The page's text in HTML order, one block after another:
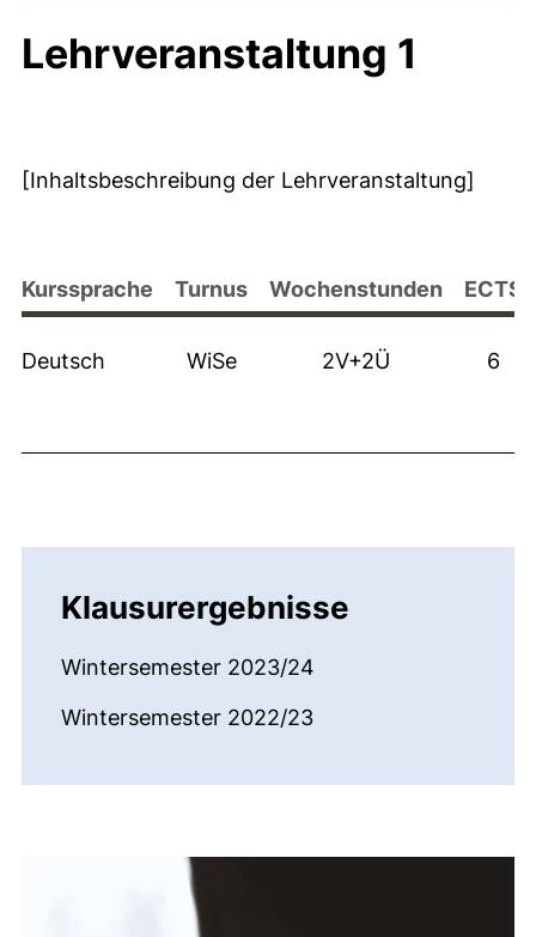
Lehrveranstaltung 1
[Inhaltsbeschreibung der Lehrveranstaltung]
Kurssprache Turnus Wochenstunden ECTS
Deutsch WiSe 2V+2Ü 6
Klausurergebnisse
Wintersemester 2023/24
Wintersemester 2022/23